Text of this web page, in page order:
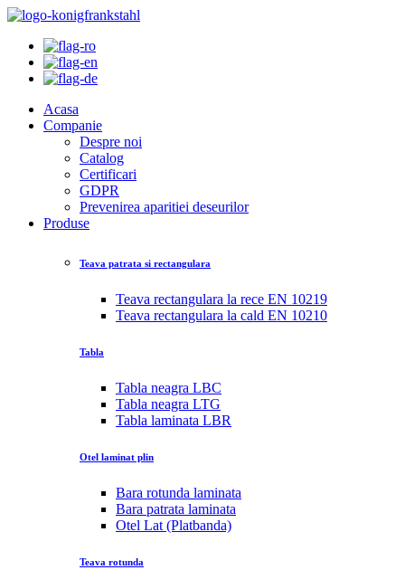
Acasa
Companie
Despre noi
Catalog
Certificari
GDPR
Prevenirea aparitiei deseurilor
Produse
Teava patrata si rectangulara
Teava rectangulara la rece EN 10219
Teava rectangulara la cald EN 10210
Tabla
Tabla neagra LBC
Tabla neagra LTG
Tabla laminata LBR
Otel laminat plin
Bara rotunda laminata
Bara patrata laminata
Otel Lat (Platbanda)
Teava rotunda